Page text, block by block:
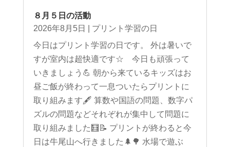
８月５日の活動
2026年8月5日
プリント学習の日
今日はプリント学習の日です。 外は暑いで
すが室内は超快適です☆ 今日も頑張って
いきましょう💪 朝から来ているキッズはお
昼ご飯が終わって一息ついたらプリントに
取り組みます🖋 算数や国語の問題、数字パ
ズルの問題などそれぞれが集中して問題に
取り組みました🧮📝 プリントが終わると今
日は牛尾山へ行きました🌲🌳 水場で遊ぶ